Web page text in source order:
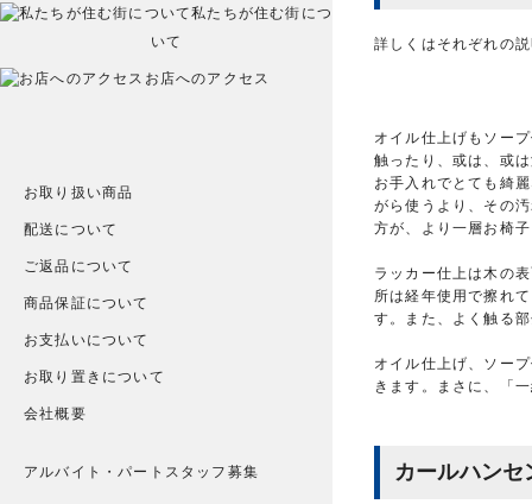
詳しくはそれぞれの
オイル仕上げもソー
触ったり、或は、或
お手入れでとても綺
がら使うより、その
方が、より一層お椅
ラッカー仕上は木の
所は経年使用で擦れ
す。また、よく触る
オイル仕上げ、ソー
きます。まさに、「
カールハン
私たちが住む街につ
いて
お店へのアクセス
お取り扱い商品
配送について
ご返品について
商品保証について
お支払いについて
お取り置きについて
会社概要
アルバイト・パートスタッフ募集